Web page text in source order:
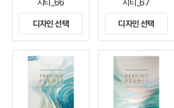
시티_66
디자인 선택
시티_67
디자인 선택